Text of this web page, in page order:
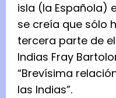
isla (la Española)
se creía que sólo
tercera parte de
Indias Fray
“Brevísima
las Indias”.